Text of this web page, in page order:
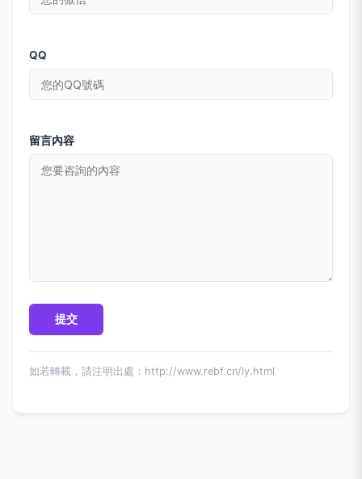
QQ
留言內容
如若轉載，請注明出處：http://www.rebf.cn/ly.html